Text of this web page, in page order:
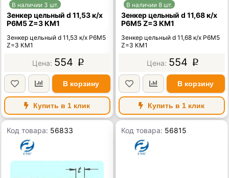
В наличии 3 шт.
Зенкер цельный d 11,53 к/х
Р6М5 Z=3 КМ1
Зенкер цельный d 11,53 к/х Р6М5
Z=3 КМ1
554 p
В корзину
Купить в 1 клик
В наличии 8 шт.
Зенкер цельный d 11,68 к/х
Р6М5 Z=3 КМ1
Зенкер цельный d 11,68 к/х Р6М5
Z=3 КМ1
554 p
В корзину
Купить в 1 клик
Код товара: 56833 Код товара: 56815